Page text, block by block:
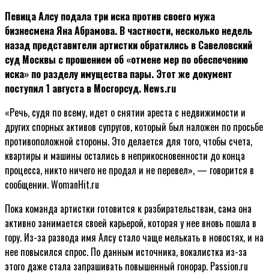
Певица Алсу подала три иска против своего мужа
бизнесмена Яна Абрамова. В частности, несколько недель
назад представители артистки обратились в Савеловский
суд Москвы с прошением об «отмене мер по обеспечению
иска» по разделу имущества пары. Этот же документ
поступил 1 августа в Мосгорсуд. News.ru
«Речь, судя по всему, идет о снятии ареста с недвижимости и
других спорных активов супругов, который был наложен по просьбе
противоположной стороны. Это делается для того, чтобы счета,
квартиры и машины остались в неприкосновенности до конца
процесса, никто ничего не продал и не перевел», — говорится в
сообщении. WomanHit.ru
Пока команда артистки готовится к разбирательствам, сама она
активно занимается своей карьерой, которая у нее вновь пошла в
гору. Из-за развода имя Алсу стало чаще мелькать в новостях, и на
нее повысился спрос. По данным источника, вокалистка из-за
этого даже стала запрашивать повышенный гонорар. Passion.ru